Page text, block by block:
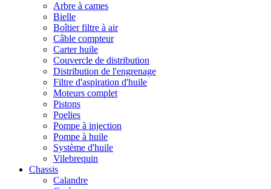
Arbre à cames
Bielle
Boîtier filtre à air
Câble compteur
Carter huile
Couvercle de distribution
Distribution de l'engrenage
Filtre d'aspiration d'huile
Moteurs complet
Pistons
Poelies
Pompe à injection
Pompe à huile
Système d'huile
Vilebrequin
Chassis
Calandre